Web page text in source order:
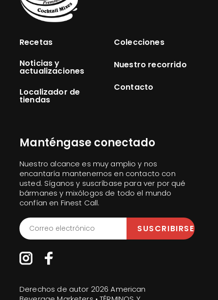
Recetas
Noticias y
actualizaciones
Localizador de
tiendas
Colecciones
Nuestro recorrido
Contacto
Manténgase conectado
Nuestro alcance es muy amplio y nos
encantaría mantenernos en contacto con
usted. Síganos y suscríbase para ver por qué
bármanes y mixólogos de todo el mundo
confían en Finest Call.
Derechos de autor 2026 American